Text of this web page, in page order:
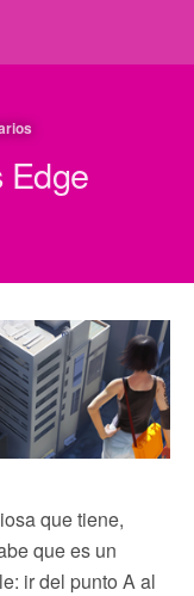
Edge
que tiene,
que es un
ir del punto A al